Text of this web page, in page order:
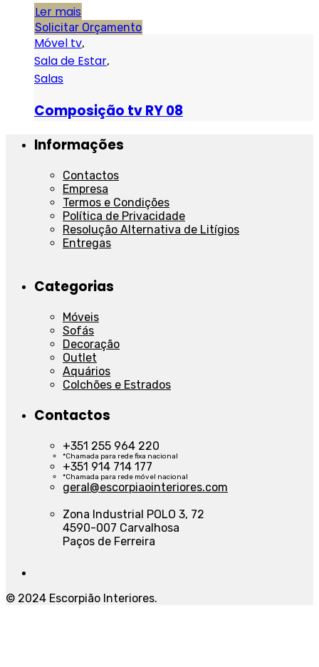
Ler mais
Solicitar Orçamento
Móvel tv,
Sala de Estar,
Salas
Composição tv RY 08
Informações
Contactos
Empresa
Termos e Condições
Política de Privacidade
Resolução Alternativa de Litígios
Entregas
Categorias
Móveis
Sofás
Decoração
Outlet
Aquários
Colchões e Estrados
Contactos
+351 255 964 220
*Chamada para rede fixa nacional
+351 914 714 177
*Chamada para rede móvel nacional
geral@escorpiaointeriores.com
Zona Industrial POLO 3, 72
4590-007 Carvalhosa
Paços de Ferreira
© 2024 Escorpião Interiores.